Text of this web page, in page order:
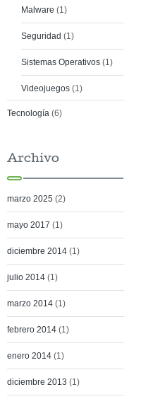
Malware (1)
Seguridad (1)
Sistemas Operativos (1)
Videojuegos (1)
Tecnología (6)
Archivo
marzo 2025 (2)
mayo 2017 (1)
diciembre 2014 (1)
julio 2014 (1)
marzo 2014 (1)
febrero 2014 (1)
enero 2014 (1)
diciembre 2013 (1)